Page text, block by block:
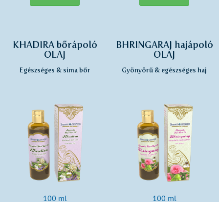
KHADIRA bőrápoló
OLAJ
Egészséges & sima bőr
100 ml
BHRINGARAJ hajápoló
OLAJ
Gyönyörű & egészséges haj
100 ml